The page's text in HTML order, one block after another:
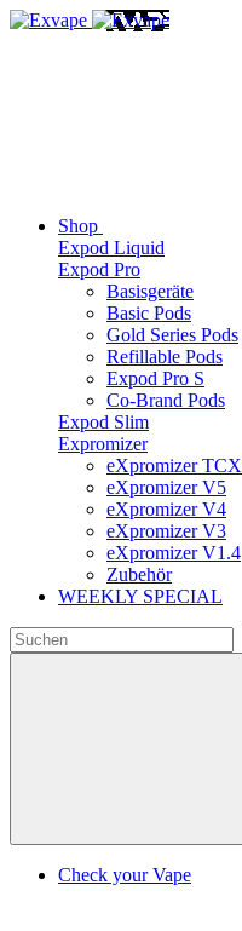
Shop
Expod Liquid
Expod Pro
Basisgeräte
Basic Pods
Gold Series Pods
Refillable Pods
Expod Pro S
Co-Brand Pods
Expod Slim
Expromizer
eXpromizer TCX
eXpromizer V5
eXpromizer V4
eXpromizer V3
eXpromizer V1.4
Zubehör
WEEKLY SPECIAL
Check your Vape